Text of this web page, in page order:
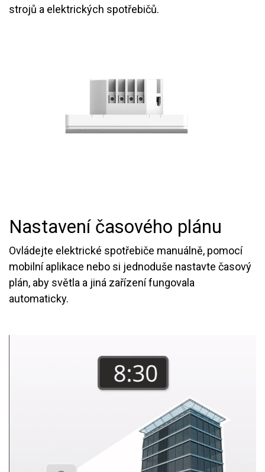
strojů a elektrických spotřebičů.
Nastavení časového plánu
Ovládejte elektrické spotřebiče manuálně, pomocí
mobilní aplikace nebo si jednoduše nastavte časový
plán, aby světla a jiná zařízení fungovala
automaticky.